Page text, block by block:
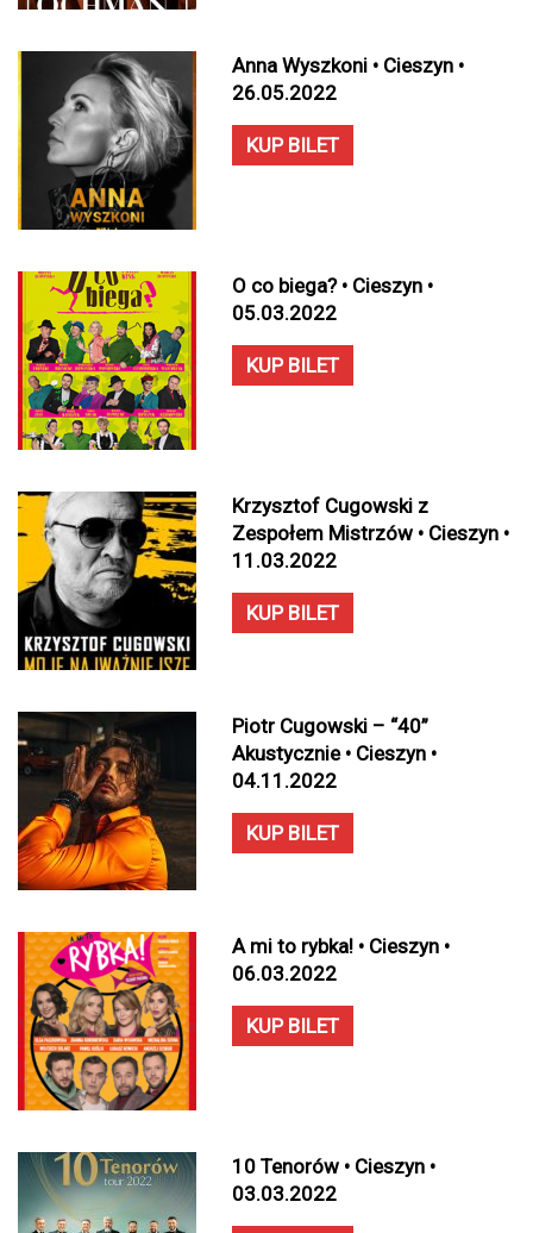
Anna Wyszkoni • Cieszyn •
26.05.2022
KUP BILET
O co biega? • Cieszyn •
05.03.2022
KUP BILET
Krzysztof Cugowski z
Zespołem Mistrzów • Cieszyn •
11.03.2022
KUP BILET
Piotr Cugowski – “40”
Akustycznie • Cieszyn •
04.11.2022
KUP BILET
A mi to rybka! • Cieszyn •
06.03.2022
KUP BILET
10 Tenorów • Cieszyn •
03.03.2022